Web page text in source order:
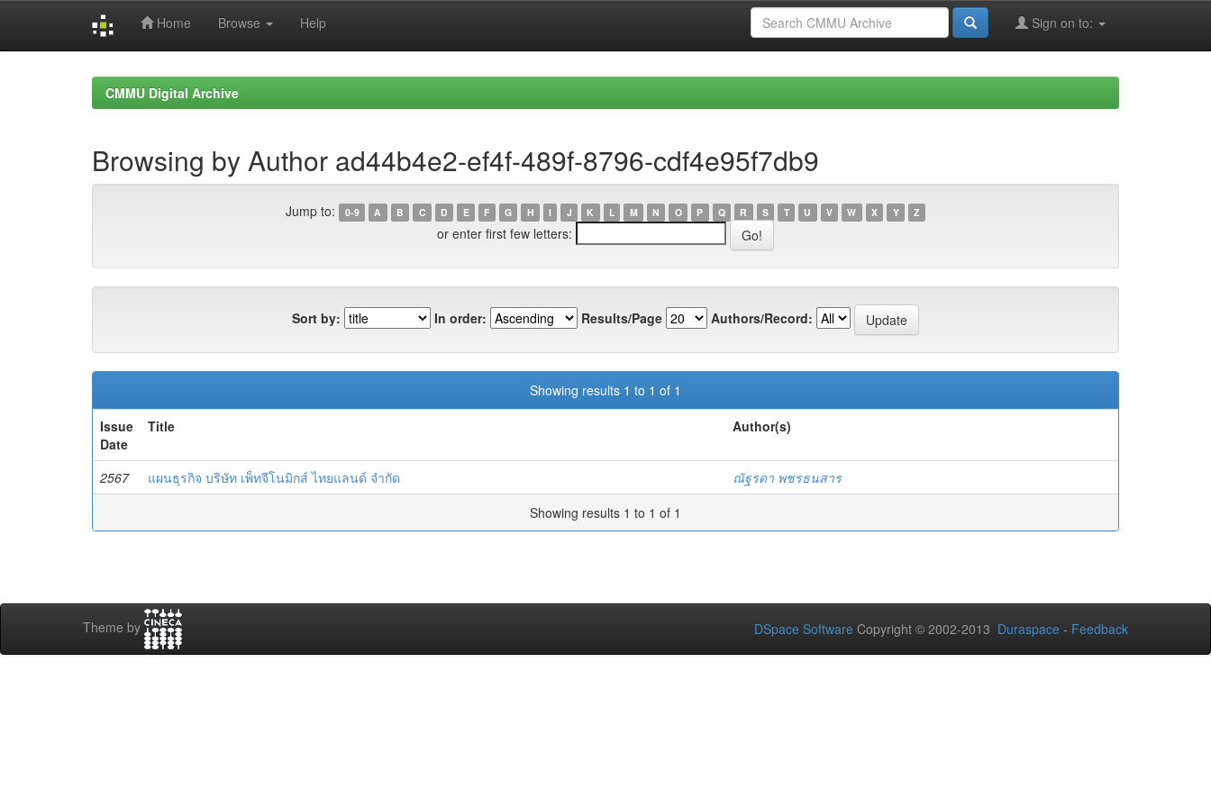
Home Browse Help Sign on to:
CMMU Digital Archive
Browsing by Author ad44b4e2-ef4f-489f-8796-cdf4e95f7db9
Jump to: 0-9 A B C D E F G H I J K L M N O P Q R S T U V W X Y Z
or enter first few letters:
Sort by: In order: Results/Page Authors/Record:
Showing results 1 to 1 of 1
Issue
Date
Title Author(s)
2567 แผนธุรกิจ บริษัท เพ็ทจีโนมิกส์ ไทยแลนด์ จำกัด
ณัฐรดา พชรธนสาร
Showing results 1 to 1 of 1
Theme by DSpace Software Copyright © 2002-2013 Duraspace - Feedback